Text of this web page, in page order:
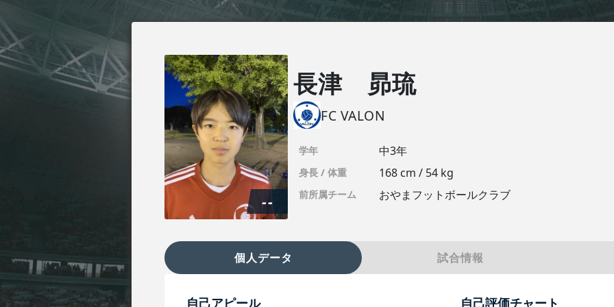
--
長津 昴琉
FC VALON
学年 中3年
身長 / 体重 168 cm / 54 kg
前所属チーム おやまフットボールクラブ
個人データ 試合情報
自己アピール 自己評価チャート